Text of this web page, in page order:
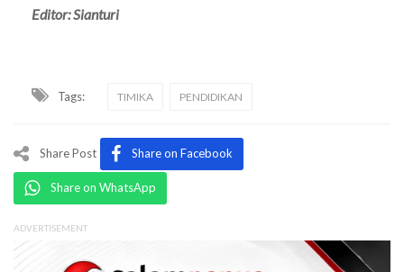
Editor: Sianturi
Tags: TIMIKA PENDIDIKAN
Share Post Share on Facebook
Share on WhatsApp
ADVERTISEMENT